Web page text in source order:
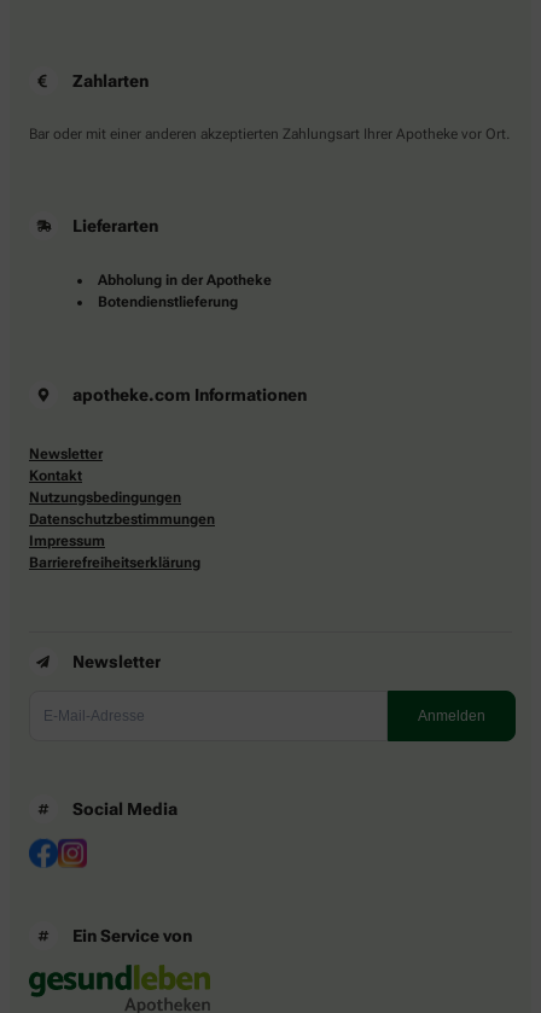
Zahlarten
Bar oder mit einer anderen akzeptierten Zahlungsart Ihrer Apotheke vor Ort.
Lieferarten
Abholung in der Apotheke
Botendienstlieferung
apotheke.com Informationen
Newsletter
Kontakt
Nutzungsbedingungen
Datenschutzbestimmungen
Impressum
Barrierefreiheitserklärung
Newsletter
Social Media
Ein Service von